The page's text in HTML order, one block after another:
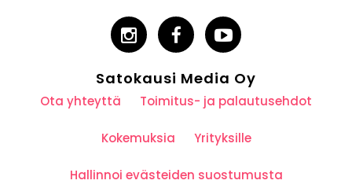
Satokausi Media Oy
Ota yhteyttä Toimitus- ja palautusehdot
Kokemuksia Yrityksille
Hallinnoi evästeiden suostumusta